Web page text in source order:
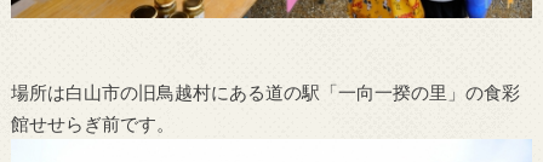
場所は白山市の旧鳥越村にある道の駅「一向一揆の里」の食彩
館せせらぎ前です。